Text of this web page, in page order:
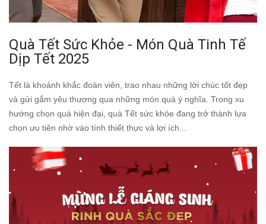
Quà Tết Sức Khỏe - Món Quà Tinh Tế
Dịp Tết 2025
Tết là khoảnh khắc đoàn viên, trao nhau những lời chúc tốt đẹp
và gửi gắm yêu thương qua những món quà ý nghĩa. Trong xu
hướng chọn quà hiện đại, quà Tết sức khỏe đang trở thành lựa
chọn ưu tiên nhờ vào tính thiết thực và lợi ích...